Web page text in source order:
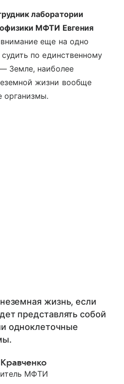
лаборатории
МФТИ Евгения
еще на одно
по единственному
Земле, наиболее
жизни вообще
организмы.
жизнь, если
представлять собой
одноклеточные
МФТИ